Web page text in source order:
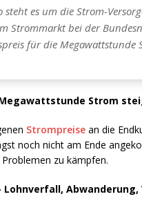
steht es um die Strom-
Strommarkt bei der
für die Megawattstunde
Strom
Strompreise an die
noch nicht am Ende
zu kämpfen.
Abwanderung,